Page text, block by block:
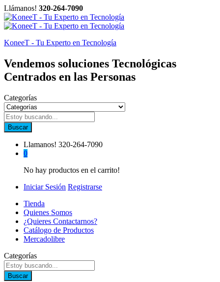
Llámanos! 320-264-7090
KoneeT - Tu Experto en Tecnología
Vendemos soluciones Tecnológicas
Centrados en las Personas
Categorías
Buscar
Llamanos! 320-264-7090
0
No hay productos en el carrito!
Iniciar Sesión Registrarse
Tienda
Quienes Somos
¿Quieres Contactarnos?
Catálogo de Productos
Mercadolibre
Categorías
Buscar